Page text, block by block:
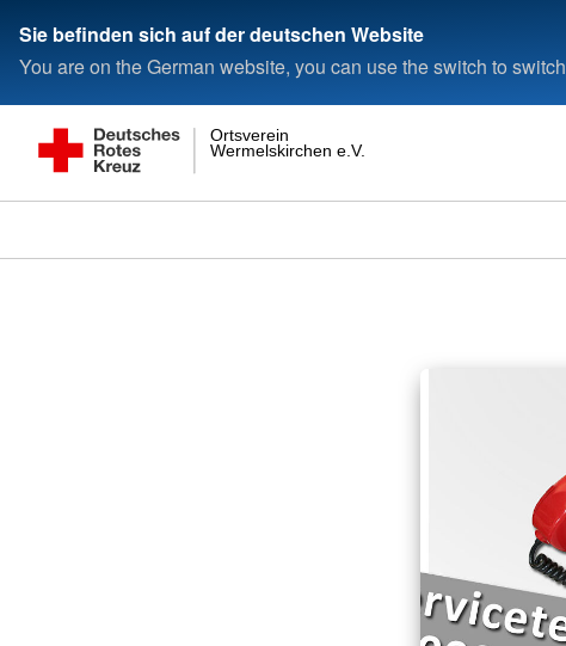
Sie befinden sich auf der deutschen Website
You are on the German website, you can use the switch to
Wermelskirchen e.V.
Ortsverein